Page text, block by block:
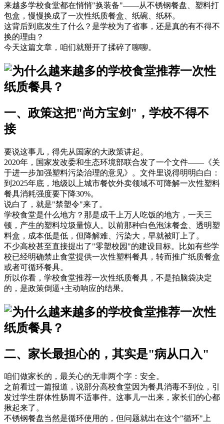
来越多学校食堂都在悄悄"换装备"——从不锈钢餐盘、塑料打
包盒，慢慢换成了一次性纸质餐盒、纸碗、纸杯。
这背后到底发生了什么？是学校为了省事，还是真的有不得不
换的理由？
今天这篇文章，咱们就掰开了揉碎了聊聊。
一、政策这把"尚方宝剑"，学校不得不
接
要说这事儿，得先从国家的大政策讲起。
2020年，国家发改委和生态环境部联合发了一个文件——《关
于进一步加强塑料污染治理的意见》。文件里说得明明白白：
到2025年底，地级以上城市餐饮外卖领域不可降解一次性塑料
餐具消耗强度要下降30%。
说白了，就是"禁塑令"来了。
学校食堂是什么地方？那是成千上万人吃饭的地方，一天三
顿，产生的塑料垃圾量惊人。以前那种白色泡沫餐盒、透明塑
料盒，成本低是低，但降解难、污染大，早就被盯上了。
不少高校甚至直接提出了"零塑校园"的建设目标。比如有些学
校已经明确禁止食堂提供一次性塑料餐具，转而推广纸质餐盒
或者可循环餐具。
所以你看，学校食堂推荐一次性纸质餐具，不是拍脑袋决定
的，是政策倒逼+主动响应的结果。
二、家长最担心的，其实是"病从口入"
咱们做家长的，最关心的无非两个字：安全。
之前看过一篇报道，说部分高校食堂因为餐具消毒不到位，引
发过学生群体性肠胃不适事件。这事儿一出来，家长们的心都
揪起来了。
不锈钢餐盘当然是循环使用的，但问题就出在这个"循环"上